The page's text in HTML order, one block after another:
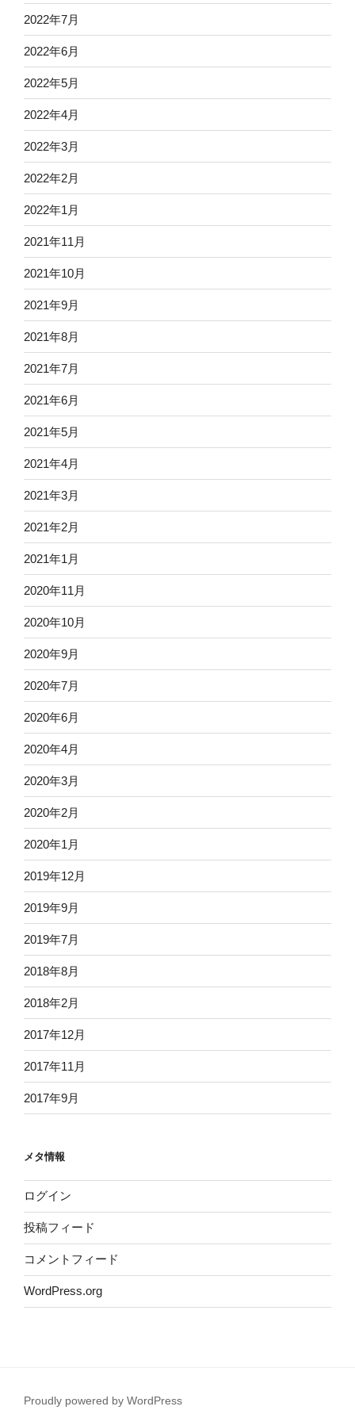
2022年7月
2022年6月
2022年5月
2022年4月
2022年3月
2022年2月
2022年1月
2021年11月
2021年10月
2021年9月
2021年8月
2021年7月
2021年6月
2021年5月
2021年4月
2021年3月
2021年2月
2021年1月
2020年11月
2020年10月
2020年9月
2020年7月
2020年6月
2020年4月
2020年3月
2020年2月
2020年1月
2019年12月
2019年9月
2019年7月
2018年8月
2018年2月
2017年12月
2017年11月
2017年9月
メタ情報
ログイン
投稿フィード
コメントフィード
WordPress.org
Proudly powered by WordPress